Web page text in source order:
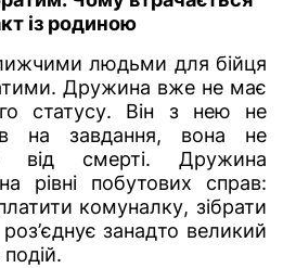
із родиною
людьми для бійця
Дружина вже не має
статусу. Він з нею не
на завдання, вона не
від смерті. Дружина
рівні побутових справ:
комуналку, зібрати
занадто великий